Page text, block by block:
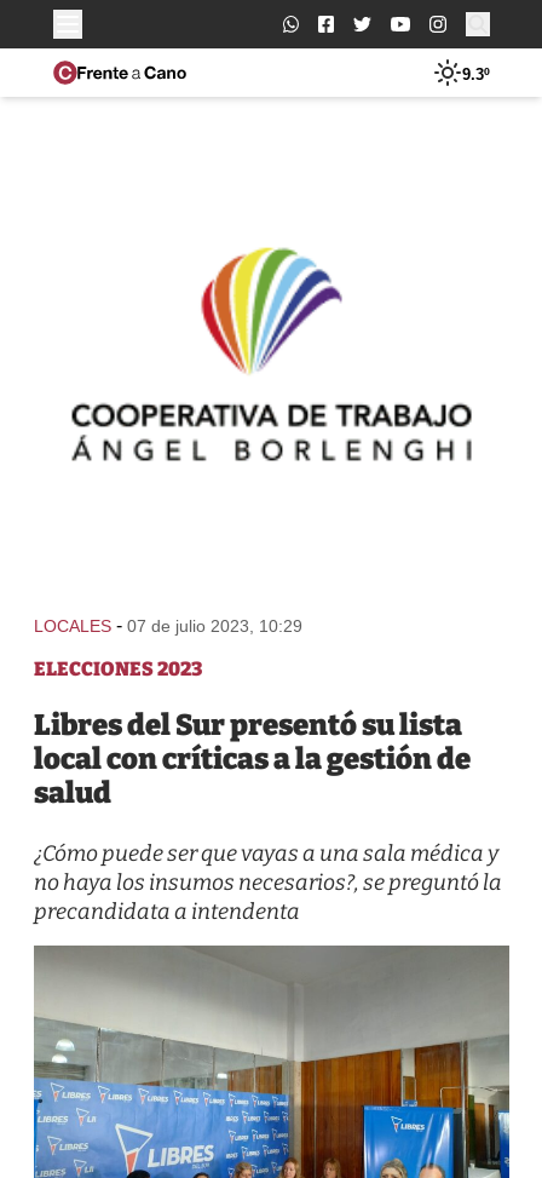
Buscar:
9.3º
LOCALES - 07 de julio 2023, 10:29
ELECCIONES 2023
Libres del Sur presentó su lista
local con críticas a la gestión de
salud
¿Cómo puede ser que vayas a una sala médica y
no haya los insumos necesarios?, se preguntó la
precandidata a intendenta